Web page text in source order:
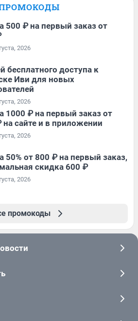
500 ₽ на первый заказ от
2026
бесплатного доступа к
Иви для новых
2026
1000 ₽ на первый заказ от
на сайте и в приложении
2026
50% от 800 ₽ на первый заказ,
скидка 600 ₽
2026
промокоды